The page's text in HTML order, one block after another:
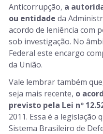
Anticorrupção, a
ou entidade da
acordo de leniência com
sob investigação. No
Federal este encargo
da União.
Vale lembrar também
seja mais recente, o
previsto pela Lei nº
2011. Essa é a
Sistema Brasileiro de